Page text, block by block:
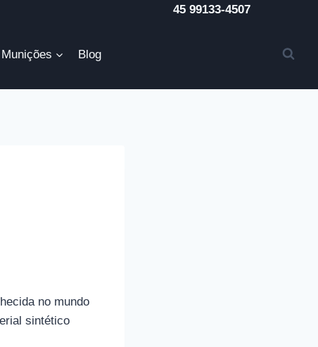
45 99133-4507
Munições Blog
no mundo
sintético